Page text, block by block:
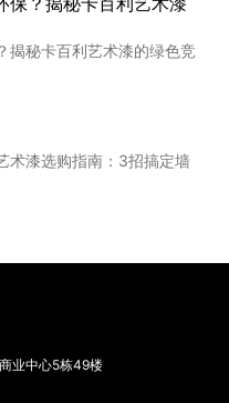
沙市艺术漆十大品牌排行
揭秘卡百利艺术漆的绿色竞
术漆选购指南：3招搞定墙
业中心5栋49楼